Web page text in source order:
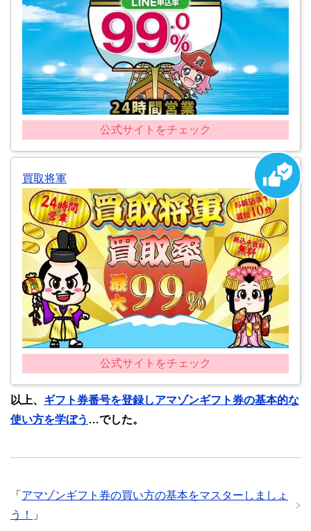
公式サイトをチェック
買取将軍
公式サイトをチェック
以上、 ギフト券番号を登録しアマゾンギフト券の基本的な
使い方を学ぼう …でした。
「 アマゾンギフト券の買い方の基本をマスターしましょ
う！
」